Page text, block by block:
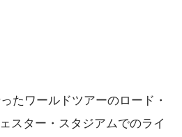
たワールドツアーのロード・
スター・スタジアムでのライ